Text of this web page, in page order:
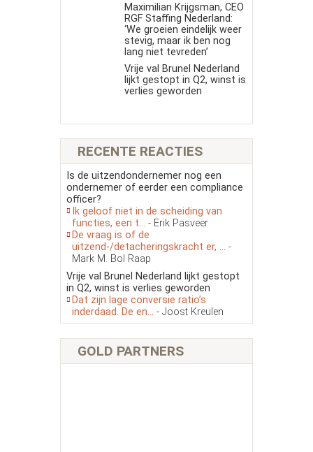
Maximilian Krijgsman, CEO
RGF Staffing Nederland:
‘We groeien eindelijk weer
stevig, maar ik ben nog
lang niet tevreden’
Vrije val Brunel Nederland
lijkt gestopt in Q2, winst is
verlies geworden
RECENTE REACTIES
Is de uitzendondernemer nog een
ondernemer of eerder een compliance
officer?
Ik geloof niet in de scheiding van
functies, een t... - Erik Pasveer
De vraag is of de
uitzend-/detacheringskracht er, ... -
Mark M. Bol Raap
Vrije val Brunel Nederland lijkt gestopt
in Q2, winst is verlies geworden
Dat zijn lage conversie ratio’s
inderdaad. De en... - Joost Kreulen
GOLD PARTNERS